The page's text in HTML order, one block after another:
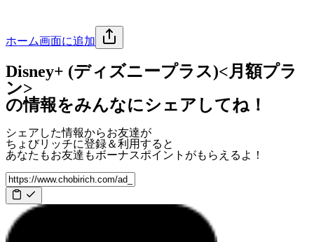
ホーム画面に追加
Disney+ (ディズニープラス)<月額プラ
ン>
の情報をみんなにシェアしてね！
シェアした情報からお友達が
ちょびリッチに登録＆利用すると
あなたもお友達もボーナスポイント がもらえるよ！